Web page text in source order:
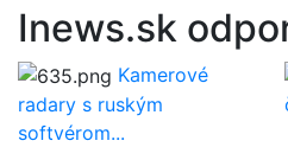
Inews.sk
Kamerové
radary s ruským
softvérom...